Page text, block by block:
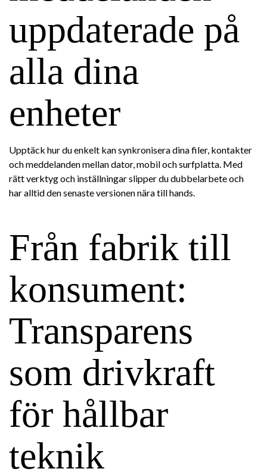
uppdaterade på
alla dina
enheter
Upptäck hur du enkelt kan synkronisera dina filer, kontakter
och meddelanden mellan dator, mobil och surfplatta. Med
rätt verktyg och inställningar slipper du dubbelarbete och
har alltid den senaste versionen nära till hands.
Från fabrik till
konsument:
Transparens
som drivkraft
för hållbar
teknik